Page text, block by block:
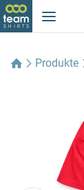
Produkte